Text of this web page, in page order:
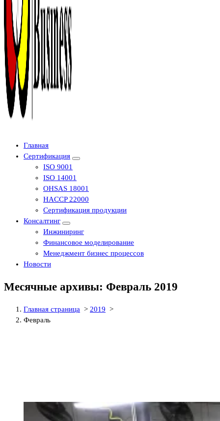
Центр сертификации в Уфе ( услуги по сертификации продукции ,
оформление декларации соответствия, отказного письма)
Главная
Сертификация
ISO 9001
ISO 14001
OHSAS 18001
HACCP 22000
Сертификация продукции
Консалтинг
Инжиниринг
Финансовое моделирование
Менеджмент бизнес процессов
Новости
Месячные архивы: Февраль 2019
Главная страница > 2019 >
Февраль